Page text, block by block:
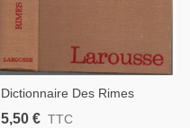
Dictionnaire Des Rimes
Orales Et Écrites, Léon
5,50 € TTC